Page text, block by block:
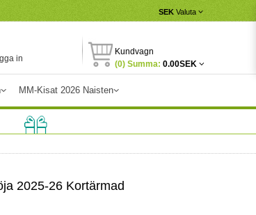
SEK Valuta
in
Kundvagn
(0) Summa: 0.00SEK
MM-Kisat 2026 Naisten
2025-26 Kortärmad